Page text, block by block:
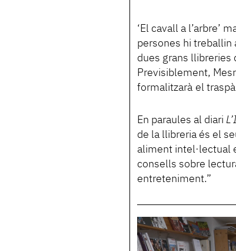
‘El cavall a l’arbre’
persones hi treballin
dues grans llibreries
Previsiblement,
formalitzarà el
En paraules al diari
de la llibreria és el
aliment intel·lectual
consells sobre
entreteniment.”